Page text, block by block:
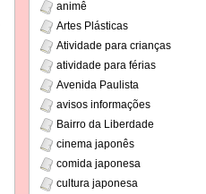
animê
Artes Plásticas
Atividade para crianças
atividade para férias
Avenida Paulista
avisos informações
Bairro da Liberdade
cinema japonês
comida japonesa
cultura japonesa